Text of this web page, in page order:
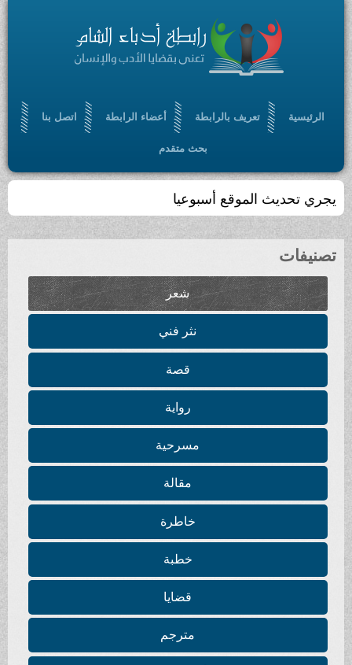
الرئيسية تعريف بالرابطة أعضاء الرابطة اتصل بنا
بحث متقدم
يجري تحديث الموقع أسبوعيا
تصنيفات
شعر
نثر فني
قصة
رواية
مسرحية
مقالة
خاطرة
خطبة
قضايا
مترجم